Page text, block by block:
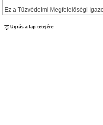
Ez a Tűzvédelmi Megfelelőségi
Ugrás a lap tetejére